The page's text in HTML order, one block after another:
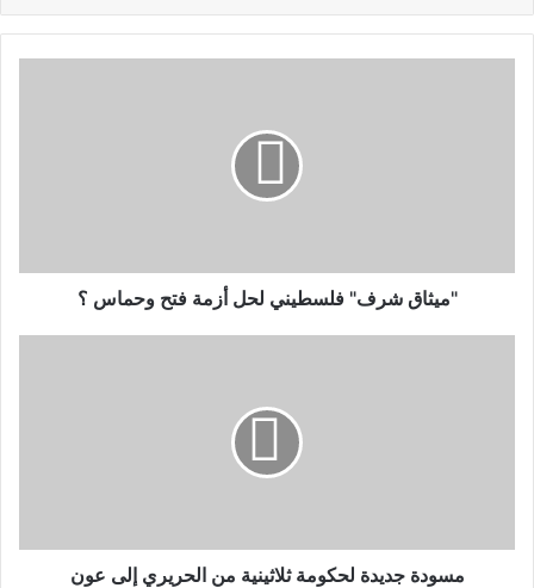
"ميثاق شرف" فلسطيني لحل أزمة فتح وحماس ؟
مسودة جديدة لحكومة ثلاثينية من الحريري إلى عون